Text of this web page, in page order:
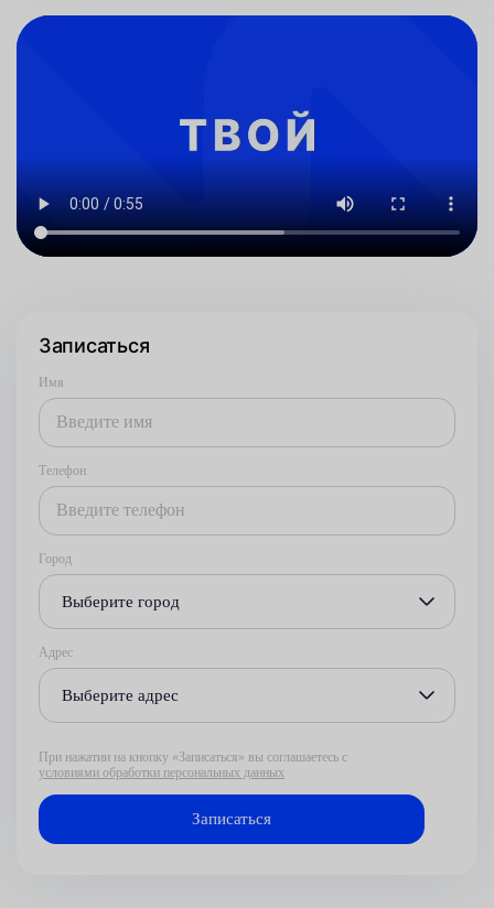
Записаться
Имя
Телефон
Город
Выберите город
Адрес
Выберите адрес
При нажатии на кнопку «Записаться» вы соглашаетесь с
условиями обработки персональных данных